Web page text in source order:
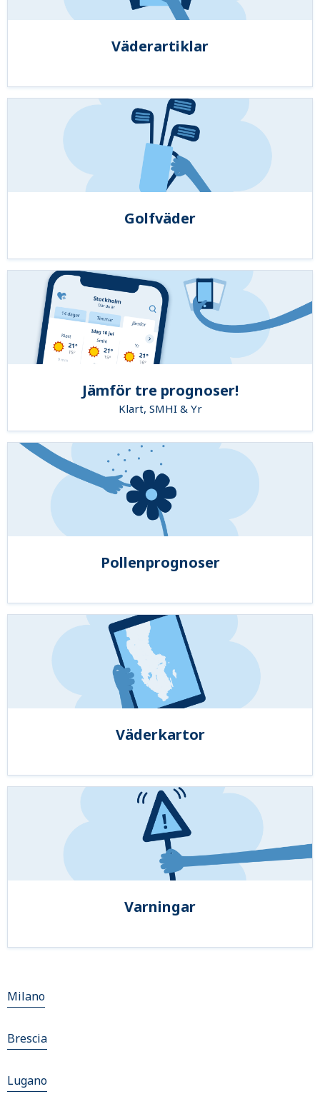
Väderartiklar
Golfväder
Jämför tre prognoser!
Klart, SMHI & Yr
Pollenprognoser
Väderkartor
Varningar
Milano
Brescia
Lugano